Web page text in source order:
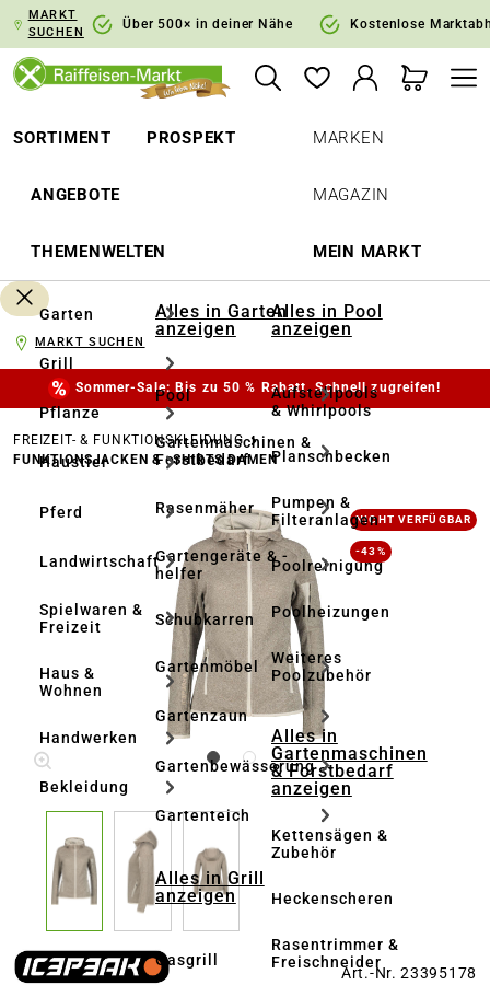
Zur Hauptnavigation springen
MARKT
SUCHEN
Über 500× in deiner Nähe Kostenlose
SORTIMENT PROSPEKT
ANGEBOTE
THEMENWELTEN
MARKEN
MAGAZIN
MEIN MARKT
Garten
Grill
Pflanze
Haustier
Pferd
Landwirtschaft
Spielwaren &
Freizeit
Haus &
Wohnen
Handwerken
Bekleidung
Alles in Garten
anzeigen
Pool
Gartenmaschinen &
Forstbedarf
Rasenmäher
Gartengeräte & -
helfer
Schubkarren
Gartenmöbel
Gartenzaun
Gartenbewässerung
Gartenteich
Alles in Grill
anzeigen
Gasgrill
Alles in Pool
anzeigen
Aufstellpools
& Whirlpools
Planschbecken
Pumpen &
Filteranlagen
Poolreinigung
Poolheizungen
Weiteres
Poolzubehör
Alles in
Gartenmaschinen
& Forstbedarf
anzeigen
Kettensägen &
Zubehör
Heckenscheren
Rasentrimmer &
Freischneider
MARKT SUCHEN
Sommer-Sale: Bis zu 50 % Rabatt. Schnell zugreifen!
FREIZEIT- & FUNKTIONSKLEIDUNG
FUNKTIONSJACKEN & -SHIRTS DAMEN
Bildergalerie überspringen NICHT VERFÜGBAR
-43%
Art.-Nr. 23395178